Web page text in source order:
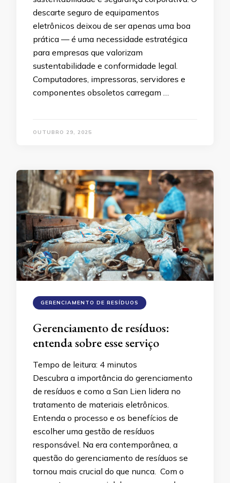
descarte seguro de equipamentos
eletrônicos deixou de ser apenas uma boa
prática — é uma necessidade estratégica
para empresas que valorizam
sustentabilidade e conformidade legal.
Computadores, impressoras, servidores e
componentes obsoletos carregam …
OUTUBRO 29, 2025
GERENCIAMENTO DE RESÍDUOS
Gerenciamento de resíduos:
entenda sobre esse serviço
Tempo de leitura: 4 minutos
Descubra a importância do gerenciamento
de resíduos e como a San Lien lidera no
tratamento de materiais eletrônicos.
Entenda o processo e os benefícios de
escolher uma gestão de resíduos
responsável. Na era contemporânea, a
questão do gerenciamento de resíduos se
tornou mais crucial do que nunca. Com o